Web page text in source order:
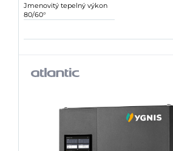
Jmenovitý tepelný výkon
80/60°